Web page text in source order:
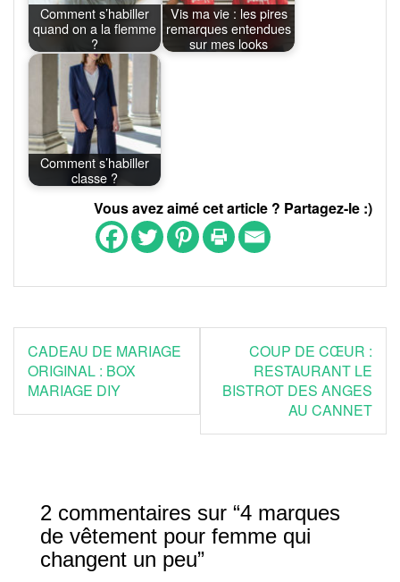
Comment s’habiller
quand on a la flemme
?
Vis ma vie : les pires
remarques entendues
sur mes looks
Comment s’habiller
classe ?
Vous avez aimé cet article ? Partagez-le :)
Navigation
de
l’article
CADEAU DE MARIAGE
ORIGINAL : BOX
MARIAGE DIY
COUP DE CŒUR :
RESTAURANT LE
BISTROT DES ANGES
AU CANNET
2 commentaires sur “4 marques
de vêtement pour femme qui
changent un peu”